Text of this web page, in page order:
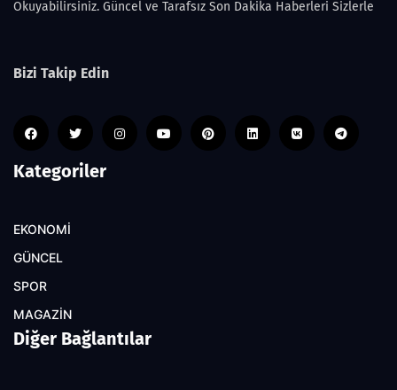
Okuyabilirsiniz. Güncel ve Tarafsız Son Dakika Haberleri Sizlerle
Bizi Takip Edin
Kategoriler
EKONOMİ
GÜNCEL
SPOR
MAGAZİN
Diğer Bağlantılar